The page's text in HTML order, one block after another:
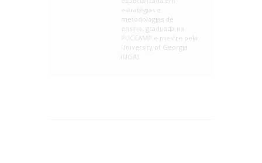
estratégias e
metodologias de
ensino, graduada na
PUCCAMP e mestre pela
University of Georgia
(UGA).